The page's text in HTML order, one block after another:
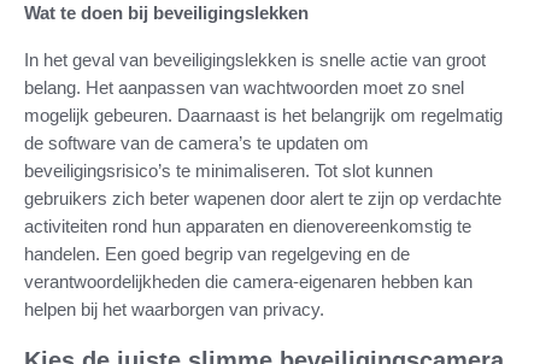
Wat te doen bij beveiligingslekken
In het geval van beveiligingslekken is snelle actie van groot
belang. Het aanpassen van wachtwoorden moet zo snel
mogelijk gebeuren. Daarnaast is het belangrijk om regelmatig
de software van de camera’s te updaten om
beveiligingsrisico’s te minimaliseren. Tot slot kunnen
gebruikers zich beter wapenen door alert te zijn op verdachte
activiteiten rond hun apparaten en dienovereenkomstig te
handelen. Een goed begrip van regelgeving en de
verantwoordelijkheden die camera-eigenaren hebben kan
helpen bij het waarborgen van privacy.